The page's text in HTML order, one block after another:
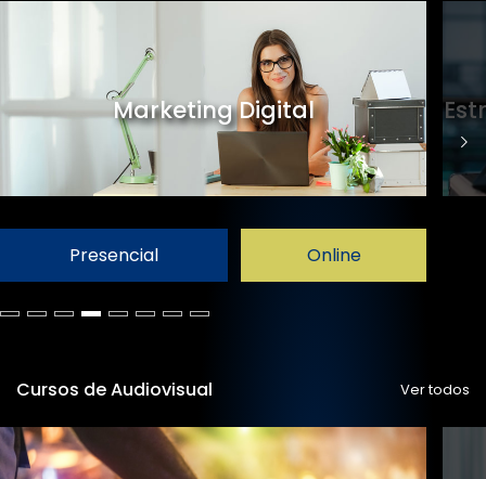
Marketing Digital
Presencial Online
Cursos de Audiovisual Ver todos